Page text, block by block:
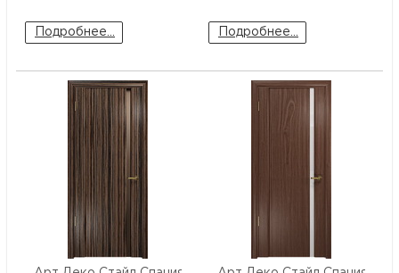
Подробнее... Подробнее...